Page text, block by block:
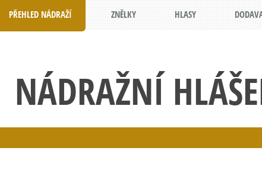
NÁDRAŽNÍ
PŘEHLED NÁDRAŽÍ ZNĚLKY HLASY